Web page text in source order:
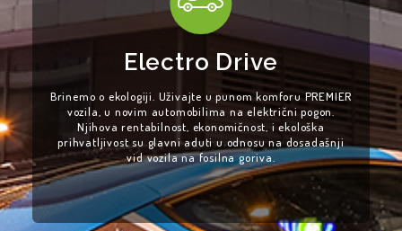
O NAMA
KONTAKT
PREMIER
MUSIC
Electro Drive
Brinemo o ekologiji. Uživajte u punom komforu PREMIER
vozila, u novim automobilima na električni pogon.
Njihova rentabilnost, ekonomičnost, i ekološka
prihvatljivost su glavni aduti u odnosu na dosadašnji
vid vozila na fosilna goriva.